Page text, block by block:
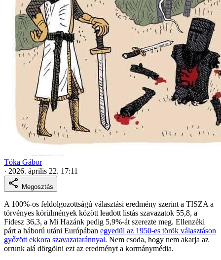
Tóka Gábor
· 2026. április 22. 17:11
Megosztás
A 100%-os feldolgozottságú választási eredmény szerint a TISZA a
törvényes körülmények között leadott listás szavazatok 55,8, a
Fidesz 36,3, a Mi Hazánk pedig 5,9%-át szerezte meg. Ellenzéki
párt a háború utáni Európában egyedül az 1950-es török választáson
győzött ekkora szavazataránnyal. Nem csoda, hogy nem akarja az
orrunk alá dörgölni ezt az eredményt a kormánymédia.